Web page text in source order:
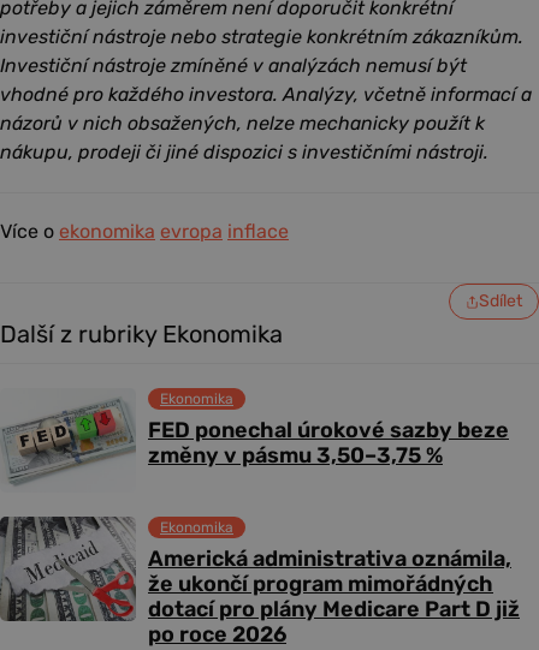
potřeby a jejich záměrem není doporučit konkrétní
investiční nástroje nebo strategie konkrétním zákazníkům.
Investiční nástroje zmíněné v analýzách nemusí být
vhodné pro každého investora. Analýzy, včetně informací a
názorů v nich obsažených, nelze mechanicky použít k
nákupu, prodeji či jiné dispozici s investičními nástroji.
Více o ekonomika evropa inflace
Sdílet
Další z rubriky Ekonomika
FED ponechal úrokové sazby beze
změny v pásmu 3,50–3,75 %
Ekonomika
Americká administrativa oznámila,
že ukončí program mimořádných
dotací pro plány Medicare Part D již
po roce 2026
Ekonomika